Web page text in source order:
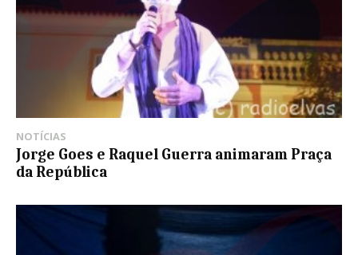
NOTÍCIAS
Jorge Goes e Raquel Guerra animaram Praça
da República